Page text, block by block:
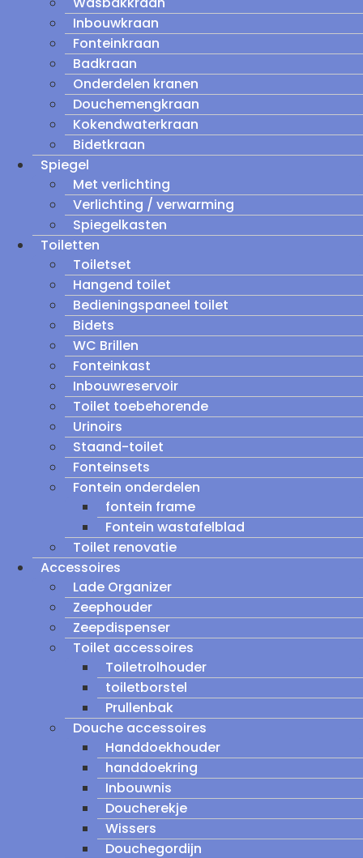
Inbouwkraan
Fonteinkraan
Badkraan
Onderdelen kranen
Douchemengkraan
Kokendwaterkraan
Bidetkraan
Spiegel
Met verlichting
Verlichting / verwarming
Spiegelkasten
Toiletten
Toiletset
Hangend toilet
Bedieningspaneel toilet
Bidets
WC Brillen
Fonteinkast
Inbouwreservoir
Toilet toebehorende
Urinoirs
Staand-toilet
Fonteinsets
Fontein onderdelen
fontein frame
Fontein wastafelblad
Toilet renovatie
Accessoires
Lade Organizer
Zeephouder
Zeepdispenser
Toilet accessoires
Toiletrolhouder
toiletborstel
Prullenbak
Douche accessoires
Handdoekhouder
handdoekring
Inbouwnis
Doucherekje
Wissers
Douchegordijn